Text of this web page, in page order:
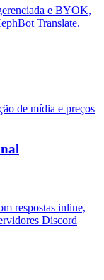
e BYOK,
Translate.
de mídia e preços
respostas inline,
Discord